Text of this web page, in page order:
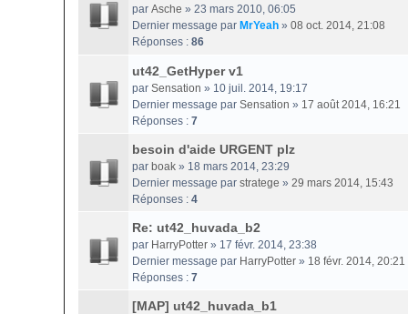
par Asche » 23 mars 2010, 06:05
Dernier message par MrYeah » 08 oct. 2014, 21:08
Réponses : 86
ut42_GetHyper v1
par Sensation » 10 juil. 2014, 19:17
Dernier message par Sensation » 17 août 2014, 16:21
Réponses : 7
besoin d'aide URGENT plz
par boak » 18 mars 2014, 23:29
Dernier message par stratege » 29 mars 2014, 15:43
Réponses : 4
Re: ut42_huvada_b2
par HarryPotter » 17 févr. 2014, 23:38
Dernier message par HarryPotter » 18 févr. 2014, 20:21
Réponses : 7
[MAP] ut42_huvada_b1